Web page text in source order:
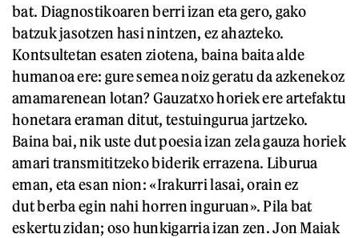
bat. Diagnostikoaren berri izan eta gero, gako
batzuk jasotzen hasi nintzen, ez ahazteko.
Kontsultetan esaten ziotena, baina baita alde
humanoa ere: gure semea noiz geratu da azkenekoz
amamarenean lotan? Gauzatxo horiek ere artefaktu
honetara eraman ditut, testuingurua jartzeko.
Baina bai, nik uste dut poesia izan zela gauza horiek
amari transmititzeko biderik errazena. Liburua
eman, eta esan nion: «Irakurri lasai, orain ez
dut berba egin nahi horren inguruan». Pila bat
eskertu zidan; oso hunkigarria izan zen. Jon Maiak